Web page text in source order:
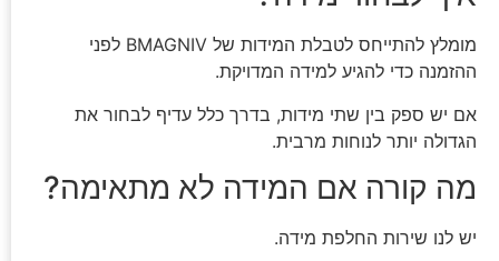
מומלץ להתייחס לטבלת המידות של BMAGNIV לפני
ההזמנה כדי להגיע למידה המדויקת.
אם יש ספק בין שתי מידות, בדרך כלל עדיף לבחור את
הגדולה יותר לנוחות מרבית.
מה קורה אם המידה לא מתאימה?
יש לנו שירות החלפת מידה.